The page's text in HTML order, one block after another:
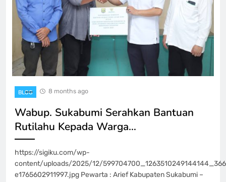
BLOG 8 months ago
Wabup. Sukabumi Serahkan Bantuan
Rutilahu Kepada Warga…
https://sigiku.com/wp-
content/uploads/2025/12/
e1765602911997.jpg Pewarta : Arief Kabupaten Sukabumi –